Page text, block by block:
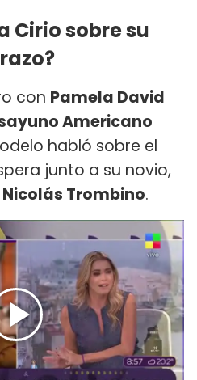
Cirio sobre su
con Pamela David
Americano
habló sobre el
junto a su novio,
Nicolás Trombino.